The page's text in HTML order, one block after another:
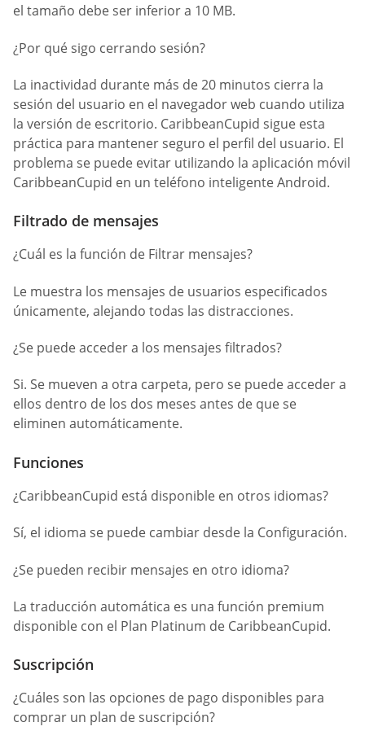
el tamaño debe ser inferior a 10 MB.
¿Por qué sigo cerrando sesión?
La inactividad durante más de 20 minutos cierra la
sesión del usuario en el navegador web cuando utiliza
la versión de escritorio. CaribbeanCupid sigue esta
práctica para mantener seguro el perfil del usuario. El
problema se puede evitar utilizando la aplicación móvil
CaribbeanCupid en un teléfono inteligente Android.
Filtrado de mensajes
¿Cuál es la función de Filtrar mensajes?
Le muestra los mensajes de usuarios especificados
únicamente, alejando todas las distracciones.
¿Se puede acceder a los mensajes filtrados?
Si. Se mueven a otra carpeta, pero se puede acceder a
ellos dentro de los dos meses antes de que se
eliminen automáticamente.
Funciones
¿CaribbeanCupid está disponible en otros idiomas?
Sí, el idioma se puede cambiar desde la Configuración.
¿Se pueden recibir mensajes en otro idioma?
La traducción automática es una función premium
disponible con el Plan Platinum de CaribbeanCupid.
Suscripción
¿Cuáles son las opciones de pago disponibles para
comprar un plan de suscripción?